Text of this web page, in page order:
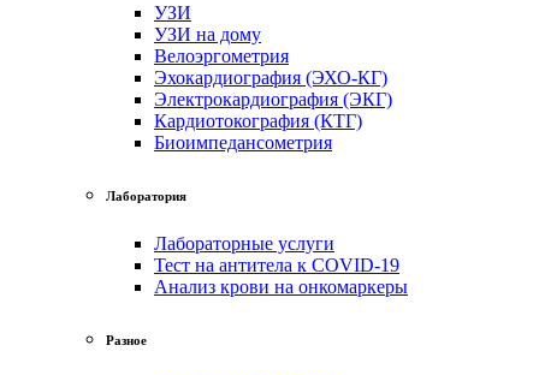
УЗИ
УЗИ на дому
Велоэргометрия
Эхокардиография (ЭХО-КГ)
Электрокардиография (ЭКГ)
Кардиотокография (КТГ)
Биоимпедансометрия
Лаборатория
Лабораторные услуги
Тест на антитела к COVID-19
Анализ крови на онкомаркеры
Разное